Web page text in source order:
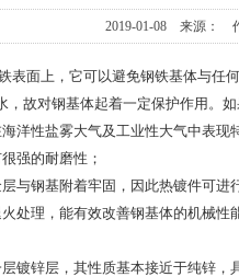
2019-01-08 来源：
表面上，它可以避免钢铁基体与任
故对钢基体起着一定保护作用。
洋性盐雾大气及工业性大气中表现
强的耐磨性；
与钢基附着牢固，因此热镀件可
处理，能有效改善钢基体的机械
镀锌层，其性质基本接近于纯锌，